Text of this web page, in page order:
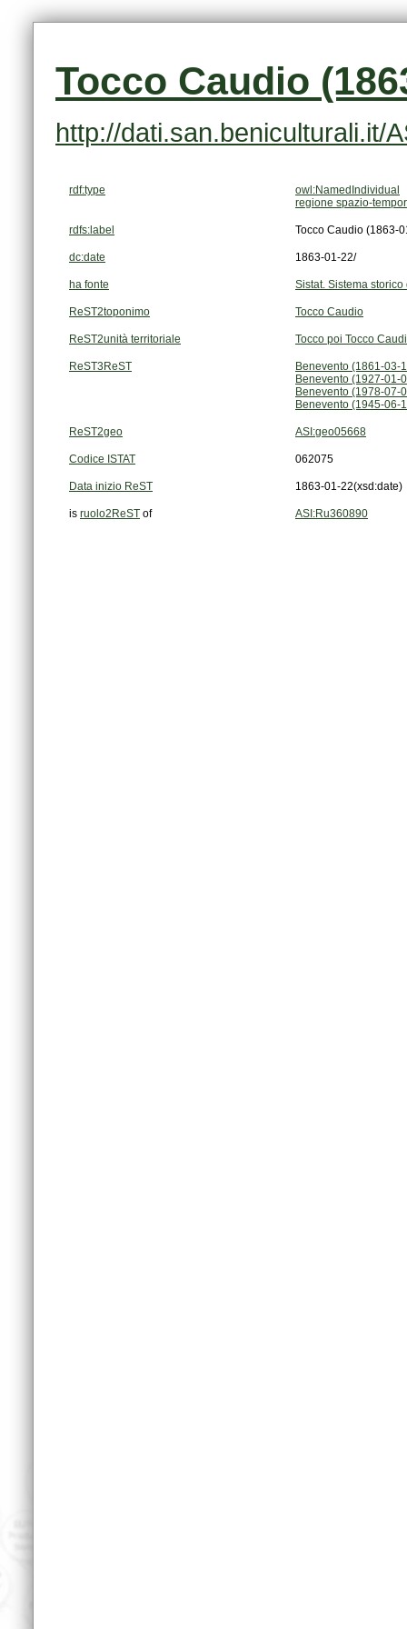
Tocco Caudio
http://dati.san.beniculturali.it/
rdf:type
owl:NamedIndividual
regione spazio-
rdfs:label Tocco Caudio (1863-
dc:date 1863-01-22/
ha fonte Sistat. Sistema
ReST2toponimo Tocco Caudio
ReST2unità territoriale Tocco poi Tocco
ReST3ReST
Benevento (1861-03-
Benevento (1927-01-
Benevento (1978-07-
Benevento (1945-06-
ReST2geo ASI:geo05668
Codice ISTAT 062075
Data inizio ReST 1863-01-22(xsd:date)
is ruolo2ReST of ASI:Ru360890